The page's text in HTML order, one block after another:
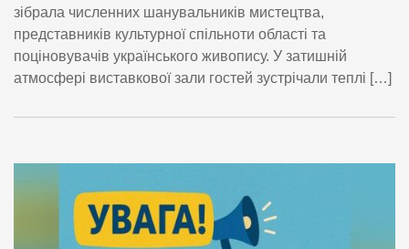
зібрала численних шанувальників мистецтва,
представників культурної спільноти області та
поціновувачів українського живопису. У затишній
атмосфері виставкової зали гостей зустрічали теплі […]